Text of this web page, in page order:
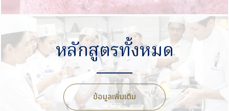
หลักสูตรทั้งหมด
ข้อมูลเพิ่มเติม